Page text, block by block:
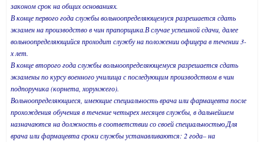
законом срок на общих основаниях.
В конце первого года службы вольноопределяющемуся разрешается сдать
экзамен на производство в чин прапорщика.В случае успешной сдачи, далее
вольноопределяющийся проходит службу на положении офицера в течении 3-
х лет.
В конце второго года службы вольноопределяющемуся разрешается сдать
экзамены по курсу военного училища с последующим производством в чин
подпоручика (корнета, хорунжего).
Вольноопределяющиеся, имеющие специальность врача или фармацевта после
прохождения обучения в течение четырех месяцев службы, в дальнейшем
назначаются на должность в соответствии со своей специальностью.Для
врача или фармацевта сроки службы устанавливаются: 2 года– на